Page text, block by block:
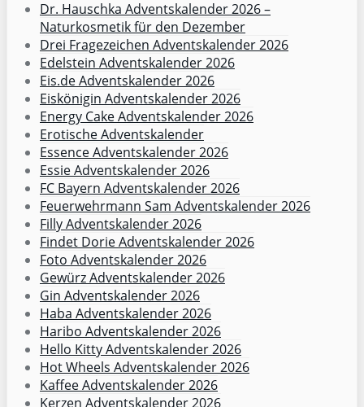
Dr. Hauschka Adventskalender 2026 –
Naturkosmetik für den Dezember
Drei Fragezeichen Adventskalender 2026
Edelstein Adventskalender 2026
Eis.de Adventskalender 2026
Eiskönigin Adventskalender 2026
Energy Cake Adventskalender 2026
Erotische Adventskalender
Essence Adventskalender 2026
Essie Adventskalender 2026
FC Bayern Adventskalender 2026
Feuerwehrmann Sam Adventskalender 2026
Filly Adventskalender 2026
Findet Dorie Adventskalender 2026
Foto Adventskalender 2026
Gewürz Adventskalender 2026
Gin Adventskalender 2026
Haba Adventskalender 2026
Haribo Adventskalender 2026
Hello Kitty Adventskalender 2026
Hot Wheels Adventskalender 2026
Kaffee Adventskalender 2026
Kerzen Adventskalender 2026